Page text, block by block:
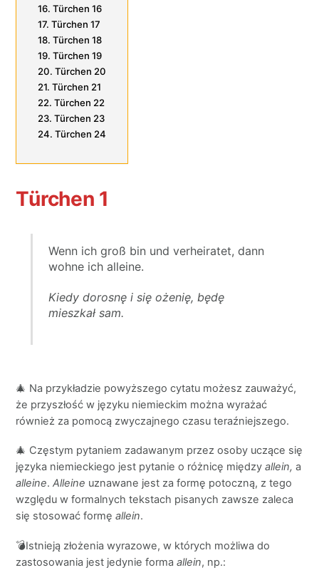
Türchen 16
Türchen 17
Türchen 18
Türchen 19
Türchen 20
Türchen 21
Türchen 22
Türchen 23
Türchen 24
Türchen 1
Wenn ich groß bin und verheiratet, dann
wohne ich alleine.
Kiedy dorosnę i się ożenię, będę
mieszkał sam.
🎄 Na przykładzie powyższego cytatu możesz zauważyć,
że przyszłość w języku niemieckim można wyrażać
również za pomocą zwyczajnego czasu teraźniejszego.
🎄 Częstym pytaniem zadawanym przez osoby uczące się
języka niemieckiego jest pytanie o różnicę międzyallein,a
alleine.Alleine uznawane jest za formę potoczną, z tego
względu w formalnych tekstach pisanych zawsze zaleca
się stosować formęallein.
💣Istnieją złożenia wyrazowe, w których możliwa do
zastosowania jest jedynie formaallein, np.: